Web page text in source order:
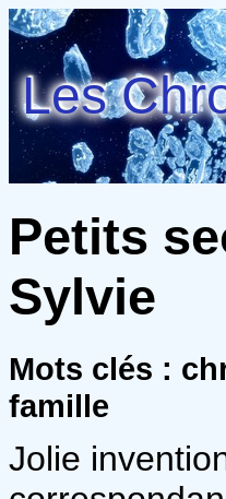
Les
Petits
Sylvie
Mots clés :
famille
Jolie